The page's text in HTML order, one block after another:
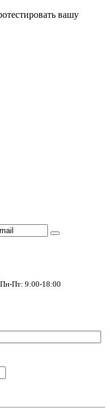
вашу
Пн-Пт: 9:00-18:00